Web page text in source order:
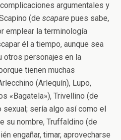
argumentales y
(de scapare pues sabe,
emplear la terminología
él a tiempo, aunque sea
otros personajes en la
tienen muchas
(Arlequín), Lupo,
«Bagatela»), Trivellino (de
sexual; sería algo así como el
su nombre, Truffaldino (de
engañar, timar, aprovecharse